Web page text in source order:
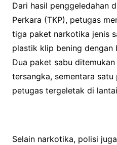
Dari hasil penggeledahan
Perkara (TKP), petugas
tiga paket narkotika jenis
plastik klip bening dengan
Dua paket sabu
tersangka, sementara
petugas tergeletak di
Selain narkotika, polisi